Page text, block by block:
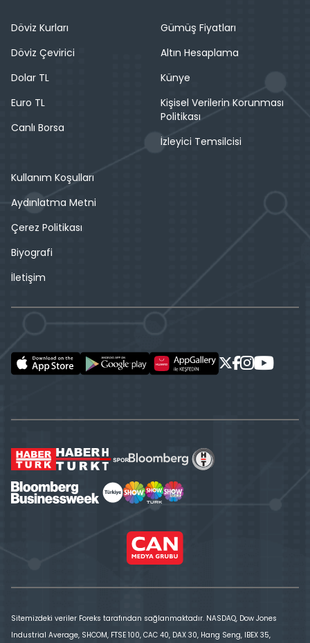
Döviz Kurları
Döviz Çevirici
Dolar TL
Euro TL
Canlı Borsa
Gümüş Fiyatları
Altın Hesaplama
Künye
Kişisel Verilerin Korunması
Politikası
İzleyici Temsilcisi
Kullanım Koşulları
Aydınlatma Metni
Çerez Politikası
Biyografi
İletişim
Sitemizdeki veriler Foreks tarafından sağlanmaktadır. NASDAQ, Dow Jones
Industrial Average, SHCOM, FTSE 100, CAC 40, DAX 30, Hang Seng, IBEX 35,